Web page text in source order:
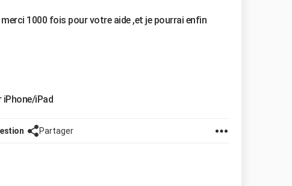
1000 fois pour votre aide ,et je pourrai enfin
iPhone/iPad
Partager